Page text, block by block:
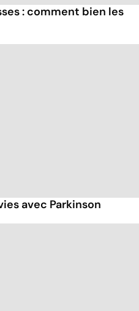
: comment bien les
avec Parkinson